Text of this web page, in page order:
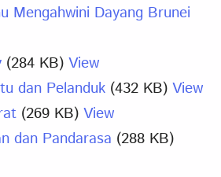
Mengahwini Dayang Brunei
(284 KB) View
dan Pelanduk (432 KB) View
(269 KB) View
dan Pandarasa (288 KB)